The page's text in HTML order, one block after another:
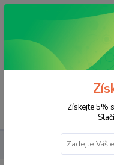
Ručník Ekonom 50x90
Získejte 5%